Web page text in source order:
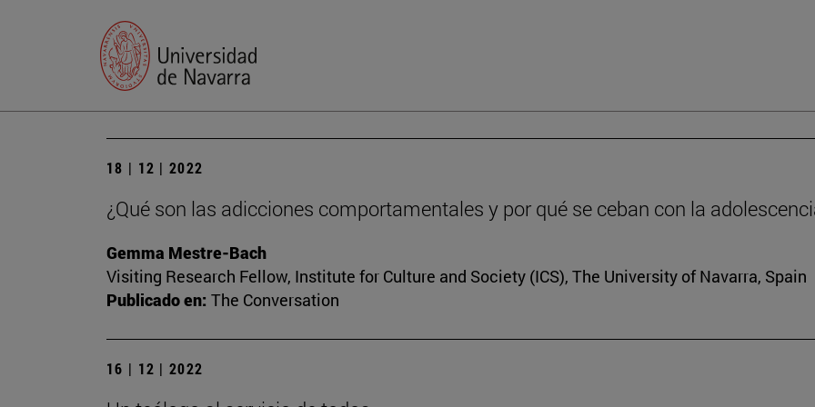
18 | 12 | 2022
¿Qué son las adicciones comportamentales y por qué se ceban con la
Gemma Mestre-Bach
Visiting Research Fellow, Institute for Culture and Society (ICS), The University of Navarra, Spain
Publicado en: The Conversation
16 | 12 | 2022